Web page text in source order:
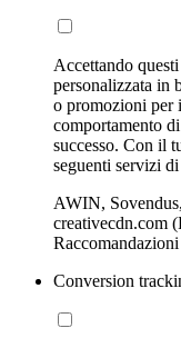
Accettando
personalizzata in
o promozioni per
comportamento
successo. Con il
seguenti servizi
AWIN,
creativecdn.com
Conversion